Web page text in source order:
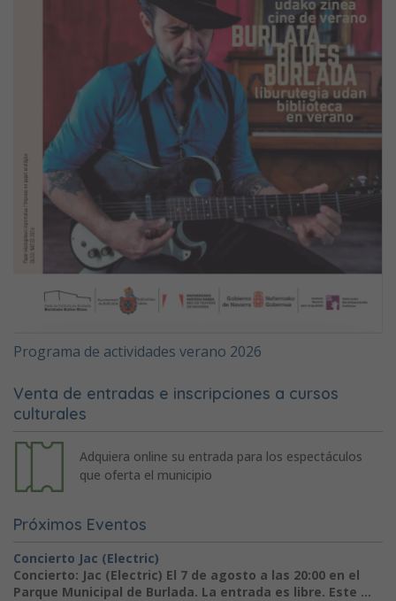
Programa de actividades verano 2026
Venta de entradas e inscripciones a cursos
culturales
Adquiera online su entrada para los espectáculos
que oferta el municipio
Próximos Eventos
Concierto Jac (Electric)
Concierto: Jac (Electric) El 7 de agosto a las 20:00 en el
Parque Municipal de Burlada. La entrada es libre. Este ...